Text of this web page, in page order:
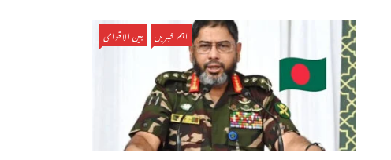
اہم خبریں بین الاقوامی